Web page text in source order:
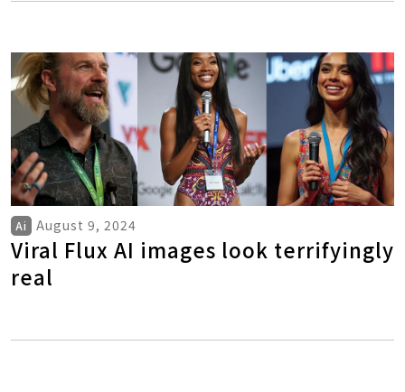
Ai August 9, 2024
Viral Flux AI images look terrifyingly
real